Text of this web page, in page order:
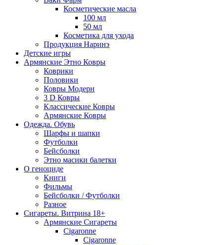
Косметические масла
100 мл
50 мл
Косметика для ухода
Продукция Наринэ
Детские игры
Армянские Этно Ковры
Коврики
Половики
Ковры Модерн
3 D Ковры
Классические Ковры
Армянские Ковры
Одежда. Обувь
Шарфы и шапки
Футболки
Бейсболки
Этно масики балетки
О геноциде
Книги
Фильмы
Бейсболки / Футболки
Разное
Сигареты. Витрина 18+
Армянские Сигареты
Cigaronne
Cigaronne